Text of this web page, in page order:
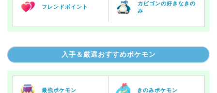
フレンドポイント
カビゴンの好きなきの
み
入手＆厳選おすすめポケモン
最強ポケモン きのみポケモン